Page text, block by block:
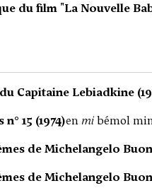
du film "La Nouvelle
Capitaine Lebiadkine
15 (1974)en mibémol
de Michelangelo
de Michelangelo